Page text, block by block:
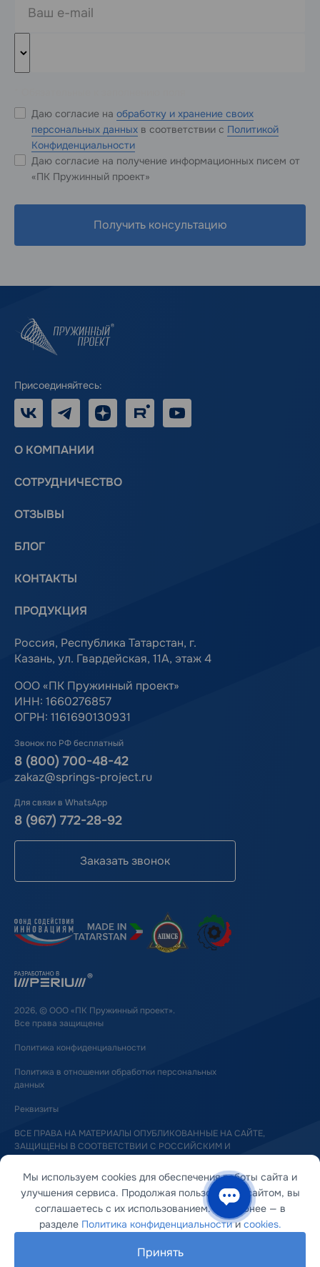
Даю согласие на обработку и хранение своих
персональных данных в соответствии с Политикой
Конфиденциальности
Даю согласие на получение информационных писем от
«ПК Пружинный проект»
Получить консультацию
Присоединяйтесь:
Telegram Дзен RUTUBE
О КОМПАНИИ
СОТРУДНИЧЕСТВО
ОТЗЫВЫ
БЛОГ
КОНТАКТЫ
ПРОДУКЦИЯ
Россия, Республика Татарстан, г.
Казань, ул. Гвардейская, 11А, этаж 4
ООО «ПК Пружинный проект»
ИНН: 1660276857
ОГРН: 1161690130931
Звонок по РФ бесплатный
8 (800) 700-48-42
zakaz@springs-project.ru
Для связи в WhatsApp
8 (967) 772-28-92
Заказать звонок
2026, © ООО «ПК Пружинный проект».
Все права защищены
Политика конфиденциальности
Политика в отношении обработки персональных
данных
Реквизиты
ВСЕ ПРАВА НА МАТЕРИАЛЫ ОПУБЛИКОВАННЫЕ НА САЙТЕ,
ЗАЩИЩЕНЫ В СООТВЕТСТВИИ С РОССИЙСКИМ И
И СМЕЖНЫХ ПРАВАХ
Мы используем cookies для обеспечения работы сайта и
улучшения сервиса. Продолжая пользоваться сайтом, вы
соглашаетесь с их использованием. Подробнее — в
разделе Политика конфиденциальностииcookies.
Принять